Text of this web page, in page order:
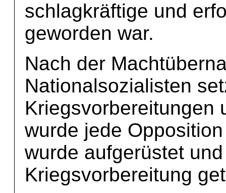
schlagkräftige und
geworden war.
Nach der
Nationalsozialisten
Kriegsvorbereitungen
wurde jede
wurde aufgerüstet
Kriegsvorbereitung